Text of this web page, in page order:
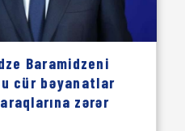
Baramidzeni
cür bəyanatlar
zərər